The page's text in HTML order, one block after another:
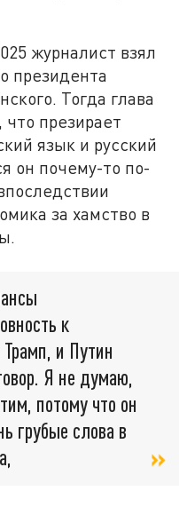
журналист взял
президента
Тогда глава
презирает
язык и русский
он почему-то по-
за хамство в
к
Трамп, и Путин
Я не думаю,
потому что он
грубые слова в